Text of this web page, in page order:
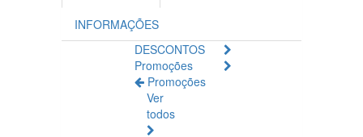
INFORMAÇÕES
DESCONTOS
Promoções
Promoções
Ver
todos